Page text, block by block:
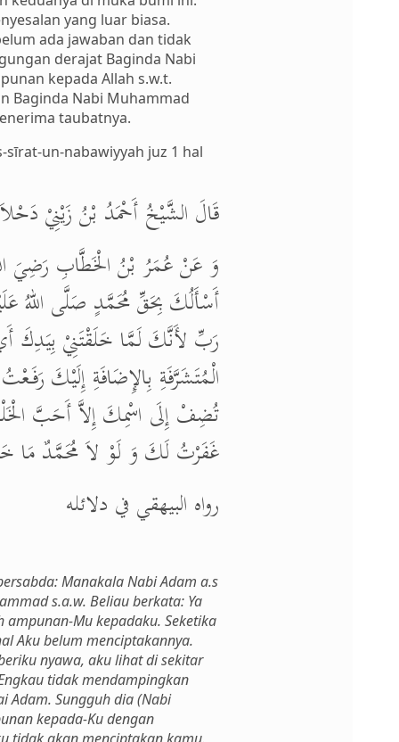
yang luar biasa.
ada jawaban dan tidak
derajat Baginda Nabi
kepada Allah s.w.t.
Baginda Nabi Muhammad
taubatnya.
un-nabawiyyah juz 1 hal
قَالَ الشَّيْخُ أَحْمَدُ بْنُ زَيْنِيْ دَحْلاَنُ
وَ عَنْ عُمَرُ بْنُ الْخَطَّابِ رَضِيَ
أَسْأَلُكَ بِحَقِّ مُحَمَّدٍ صَلَّى اللهُ
رَبِّ لأَنَّكَ لَمَّا خَلَقْتَنِيْ
الْمُتَشَرَّفَةِ بِالإِضَافَةِ إِلَيْكَ
تُضِفْ إِلَى اسْمِكَ إِلاَّ أَحَبَّ
غَفَرْتُ لَكَ وَ لَوْ لاَ مُحَمَّدٌ مَا
رواه البيهقي في دلائله
Manakala Nabi Adam a.s
s.a.w. Beliau berkata: Ya
Mu kepadaku. Seketika
Aku belum menciptakannya.
nyawa, aku lihat di sekitar
tidak mendampingkan
Adam. Sungguh dia (Nabi
kepada-Ku dengan